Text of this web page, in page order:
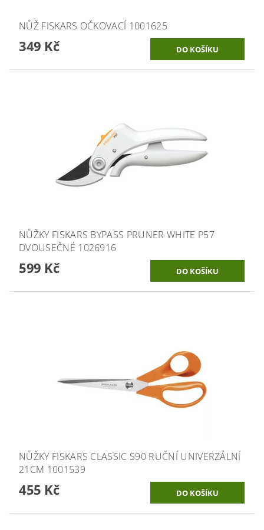
NŮŽ FISKARS OČKOVACÍ 1001625
349 Kč
NŮŽKY FISKARS BYPASS PRUNER WHITE P57
DVOUSEČNÉ 1026916
599 Kč
NŮŽKY FISKARS CLASSIC S90 RUČNÍ UNIVERZÁLNÍ
21CM 1001539
455 Kč